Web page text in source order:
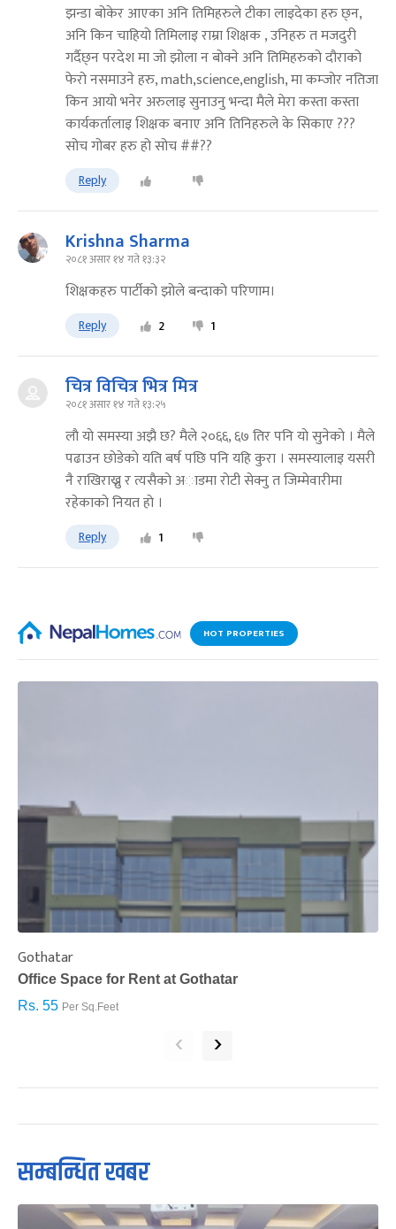
झन्डा बोकेर आएका अनि तिमिहरुले टीका लाइदेका हरु छ्न,
अनि किन चाहियो तिमिलाइ राम्रा शिक्षक , उनिहरु त मजदुरी
गर्दैछ्न परदेश मा जो झोला न बोक्ने अनि तिमिहरुको दौराको
फेरो नसमाउने हरु, math,science,english, मा कम्जोर नतिजा
किन आयो भनेर अरुलाइ सुनाउनु भन्दा मैले मेरा कस्ता कस्ता
कार्यकर्तालाइ शिक्षक बनाए अनि तिनिहरुले के सिकाए ???
सोच गोबर हरु हो सोच ##??
Reply
Krishna Sharma
२०८१ असार १४ गते १३:३२
शिक्षकहरु पार्टीको झोले बन्दाको परिणाम।
Reply 2 1
चित्र विचित्र भित्र मित्र
२०८१ असार १४ गते १३:२५
लाै याे समस्या अझै छ? मैले २०६६, ६७ तिर पनि याे सुनेकाे । मैले
पढाउन छाेडेकाे यति बर्ष पछि पनि यहि कुरा । समस्यालाइ यसरी
नै राखिराख्नु र त्यसैकाे अाडमा राेटी सेक्नु त जिम्मेवारीमा
रहेकाकाे नियत हाे ।
Reply 1
HOT PROPERTIES
Gothatar
Office Space for Rent at Gothatar
Rs. 55 Per Sq.Feet
‹ ›
सम्बन्धित खबर